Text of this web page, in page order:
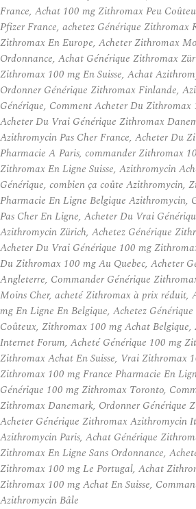
France, Achat 100 mg Zithromax Peu
Pfizer France, achetez Générique Zithromax
Zithromax En Europe, Acheter Zithromax
Ordonnance, Achat Générique Zithromax
Zithromax 100 mg En Suisse, Achat
Ordonner Générique Zithromax Finlande,
Générique, Comment Acheter Du Zithromax
Acheter Du Vrai Générique Zithromax
Azithromycin Pas Cher France, Acheter Du
Pharmacie A Paris, commander Zithromax
Zithromax En Ligne Suisse, Azithromycin
Générique, combien ça coûte Azithromycin,
Pharmacie En Ligne Belgique Azithromycin,
Pas Cher En Ligne, Acheter Du Vrai
Azithromycin Zürich, Achetez Générique
Acheter Du Vrai Générique 100 mg
Du Zithromax 100 mg Au Quebec, Acheter
Angleterre, Commander Générique
Moins Cher, acheté Zithromax à prix réduit,
mg En Ligne En Belgique, Achetez
Coûteux, Zithromax 100 mg Achat
Internet Forum, Acheté Générique 100 mg
Zithromax Achat En Suisse, Vrai Zithromax
Zithromax 100 mg France Pharmacie En
Générique 100 mg Zithromax Toronto,
Zithromax Danemark, Ordonner Générique
Acheter Générique Zithromax Azithromycin
Azithromycin Paris, Achat Générique
Zithromax En Ligne Sans Ordonnance,
Zithromax 100 mg Le Portugal, Achat
Zithromax 100 mg Achat En Suisse,
Azithromycin Bâle